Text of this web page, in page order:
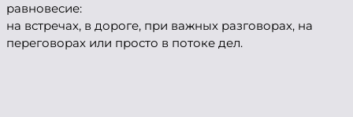
равновесие:
на встречах, в дороге, при важных разговорах, на
переговорах или просто в потоке дел.